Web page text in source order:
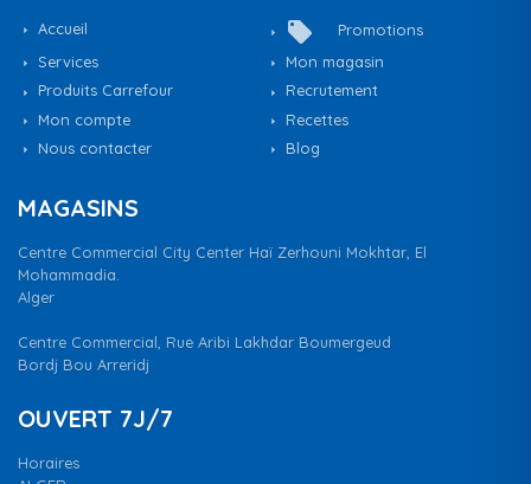
Accueil local_offer
Promotions
Services
Mon magasin
Produits Carrefour
Recrutement
Mon compte
Recettes
Nous contacter
Blog
MAGASINS
Centre Commercial City Center Haï Zerhouni Mokhtar, El
Mohammadia.
Alger
Centre Commercial, Rue Aribi Lakhdar Boumergeud
Bordj Bou Arreridj
OUVERT 7J/7
Horaires